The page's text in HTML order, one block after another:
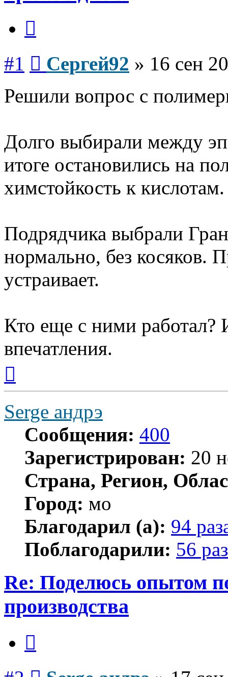
#1 Сергей92 » 16 сен
Решили вопрос с
Долго выбирали между
итоге остановились на
химстойкость к кислотам.
Подрядчика выбрали
нормально, без косяков.
устраивает.
Кто еще с ними работал?
впечатления.
началу
Serge андрэ
Сообщения: 400
Зарегистрирован: 20
Страна, Регион,
Город: мо
Благодарил (а): 94
Поблагодарили: 56 раз
Re: Поделюсь опытом
производства